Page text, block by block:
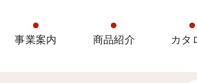
事業案内 商品紹介 カタ